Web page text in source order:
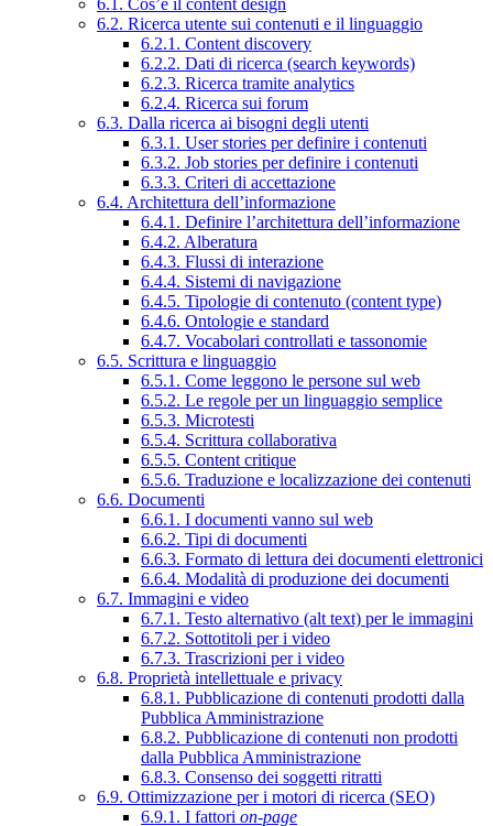
6.2. Ricerca utente sui contenuti e il linguaggio
6.2.1. Content discovery
6.2.2. Dati di ricerca (search keywords)
6.2.3. Ricerca tramite analytics
6.2.4. Ricerca sui forum
6.3. Dalla ricerca ai bisogni degli utenti
6.3.1. User stories per definire i contenuti
6.3.2. Job stories per definire i contenuti
6.3.3. Criteri di accettazione
6.4. Architettura dell’informazione
6.4.1. Definire l’architettura dell’informazione
6.4.2. Alberatura
6.4.3. Flussi di interazione
6.4.4. Sistemi di navigazione
6.4.5. Tipologie di contenuto (content type)
6.4.6. Ontologie e standard
6.4.7. Vocabolari controllati e tassonomie
6.5. Scrittura e linguaggio
6.5.1. Come leggono le persone sul web
6.5.2. Le regole per un linguaggio semplice
6.5.3. Microtesti
6.5.4. Scrittura collaborativa
6.5.5. Content critique
6.5.6. Traduzione e localizzazione dei contenuti
6.6. Documenti
6.6.1. I documenti vanno sul web
6.6.2. Tipi di documenti
6.6.3. Formato di lettura dei documenti elettronici
6.6.4. Modalità di produzione dei documenti
6.7. Immagini e video
6.7.1. Testo alternativo (alt text) per le immagini
6.7.2. Sottotitoli per i video
6.7.3. Trascrizioni per i video
6.8. Proprietà intellettuale e privacy
6.8.1. Pubblicazione di contenuti prodotti dalla
Pubblica Amministrazione
6.8.2. Pubblicazione di contenuti non prodotti
dalla Pubblica Amministrazione
6.8.3. Consenso dei soggetti ritratti
6.9. Ottimizzazione per i motori di ricerca (SEO)
6.9.1. I fattori on-page